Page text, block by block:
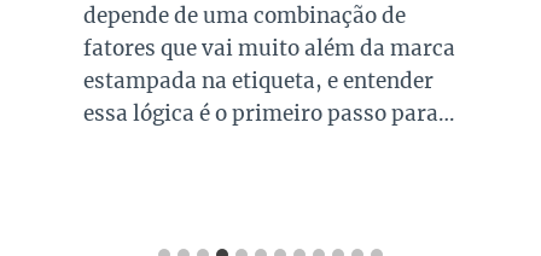
depende de uma combinação de
fatores que vai muito além da marca
estampada na etiqueta, e entender
essa lógica é o primeiro passo para…